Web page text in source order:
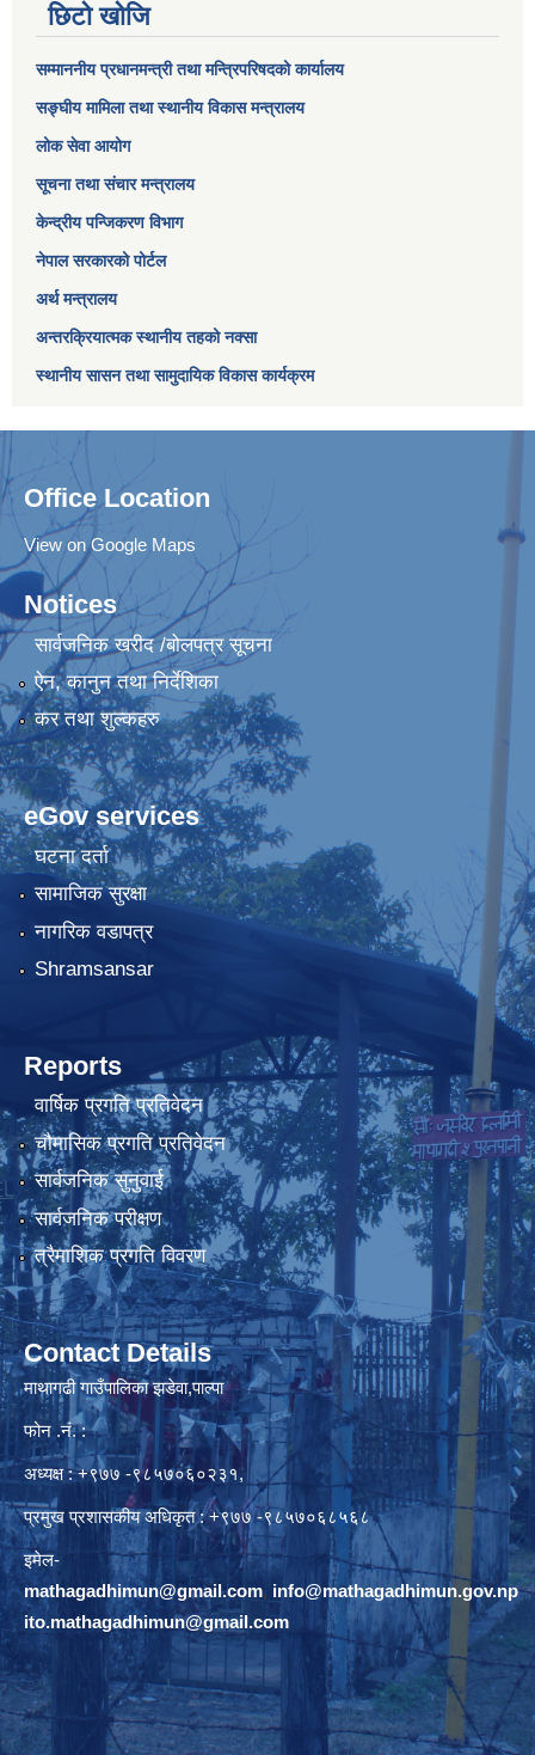
छिटो खोजि
सम्माननीय प्रधानमन्त्री तथा मन्त्रिपरिषद‌को कार्यालय
सङ्घीय मामिला तथा स्थानीय विकास मन्त्रालय
लोक सेवा आयोग
सूचना तथा संचार मन्त्रालय
केन्द्रीय पन्जिकरण विभाग
नेपाल सरकारको पोर्टल
अर्थ मन्त्रालय
अन्तरक्रियात्मक स्थानीय तहको नक्सा
स्थानीय सासन तथा सामुदायिक विकास कार्यक्रम
Office Location
View on Google Maps
Notices
सार्वजनिक खरीद /बोलपत्र सूचना
ऐन, कानुन तथा निर्देशिका
कर तथा शुल्कहरु
eGov services
घटना दर्ता
सामाजिक सुरक्षा
नागरिक वडापत्र
Shramsansar
Reports
वार्षिक प्रगति प्रतिवेदन
चौमासिक प्रगति प्रतिवेदन
सार्वजनिक सुनुवाई
सार्वजनिक परीक्षण
त्रैमाशिक प्रगति विवरण
Contact Details
माथागढी गाउँपालिका झडेवा,पाल्पा
फोन .नं. :
अध्यक्ष : +९७७ -९८५७०६०२३१,
प्रमुख प्रशासकीय अधिकृत : +९७७ -९८५७०६८५६८
इमेल-
mathagadhimun@gmail.com, info@mathagadhimun.gov.np
ito.mathagadhimun@gmail.com